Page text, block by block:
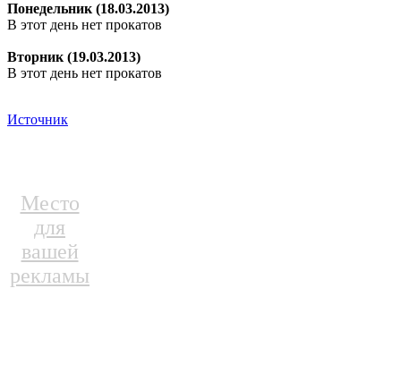
Понедельник (18.03.2013)
В этот день нет прокатов
Вторник (19.03.2013)
В этот день нет прокатов
Источник
Место
для
вашей
рекламы